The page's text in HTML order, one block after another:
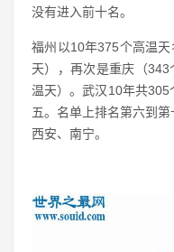
没有进入前十名。
福州以10年375个高温
天），再次是重庆（
温天）。武汉10年共
五。名单上排名第六到第
西安、南宁。